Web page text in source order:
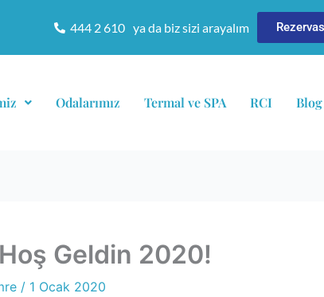
444 2 610 ya da biz sizi arayalım
Odalarımız Termal ve SPA RCI Blog
Geldin 2020!
/ 1 Ocak 2020